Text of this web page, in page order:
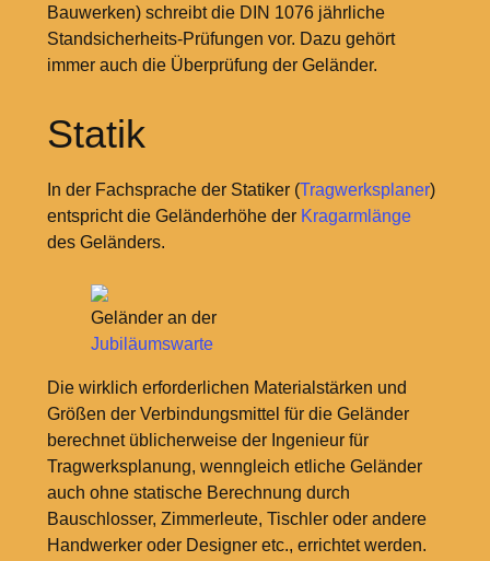
Bauwerken) schreibt die DIN 1076 jährliche
Standsicherheits-Prüfungen vor. Dazu gehört
immer auch die Überprüfung der Geländer.
Statik
In der Fachsprache der Statiker (Tragwerksplaner)
entspricht die Geländerhöhe der Kragarmlänge
des Geländers.
Geländer an der
Jubiläumswarte
Die wirklich erforderlichen Materialstärken und
Größen der Verbindungsmittel für die Geländer
berechnet üblicherweise der Ingenieur für
Tragwerksplanung, wenngleich etliche Geländer
auch ohne statische Berechnung durch
Bauschlosser, Zimmerleute, Tischler oder andere
Handwerker oder Designer etc., errichtet werden.